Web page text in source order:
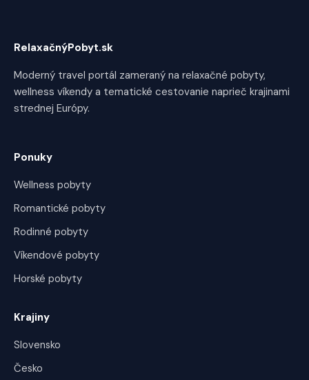
RelaxačnýPobyt.sk
Moderný travel portál zameraný na relaxačné pobyty,
wellness víkendy a tematické cestovanie naprieč krajinami
strednej Európy.
Ponuky
Wellness pobyty
Romantické pobyty
Rodinné pobyty
Víkendové pobyty
Horské pobyty
Krajiny
Slovensko
Česko